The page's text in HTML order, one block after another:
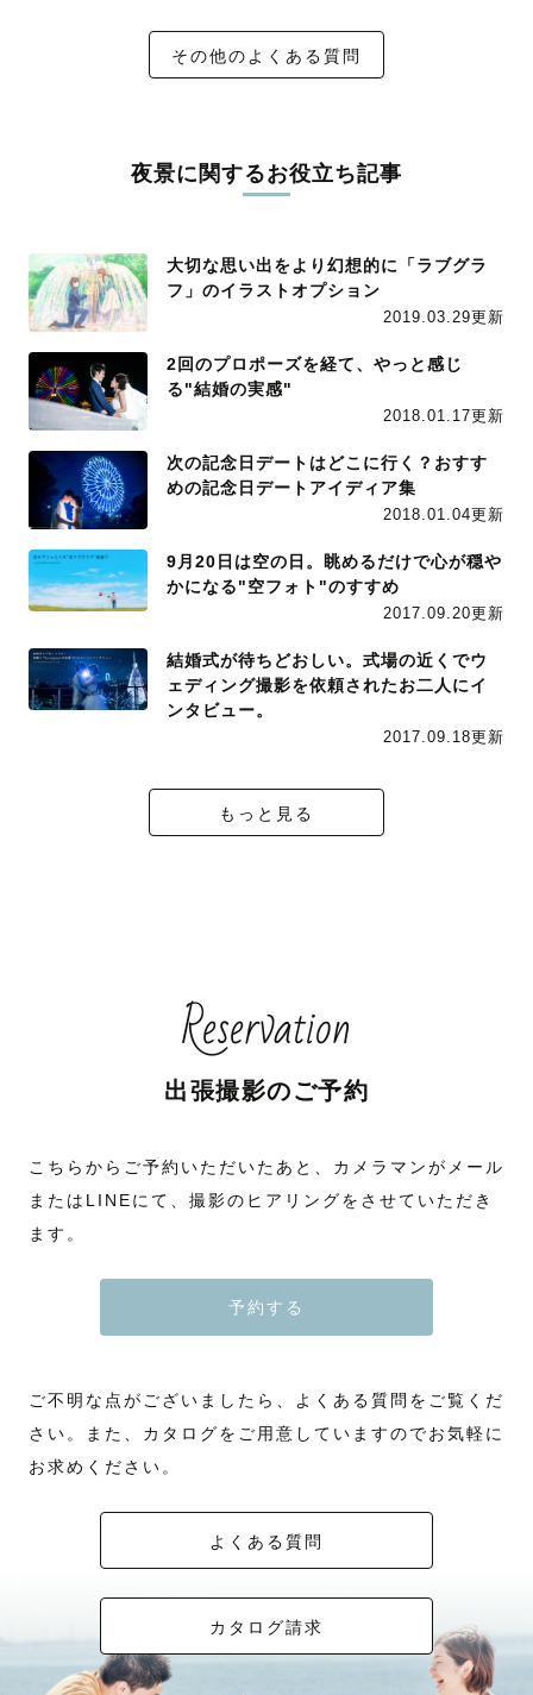
その他のよくある質問
夜景に関するお役立ち記事
大切な思い出をより幻想的に「ラブグラ
フ」のイラストオプション
2019.03.29更新
2回のプロポーズを経て、やっと感じ
る"結婚の実感"
2018.01.17更新
次の記念日デートはどこに行く？おすす
めの記念日デートアイディア集
2018.01.04更新
9月20日は空の日。眺めるだけで心が穏や
かになる"空フォト"のすすめ
2017.09.20更新
結婚式が待ちどおしい。式場の近くでウ
ェディング撮影を依頼されたお二人にイ
ンタビュー。
2017.09.18更新
もっと見る
Reservation
出張撮影のご予約
こちらからご予約いただいたあと、カメラマンがメール
またはLINEにて、撮影のヒアリングをさせていただき
ます。
予約する
ご不明な点がございましたら、よくある質問をご覧くだ
さい。また、カタログをご用意していますのでお気軽に
お求めください。
よくある質問
カタログ請求